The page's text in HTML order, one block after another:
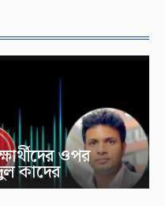
ওপর
কাদের